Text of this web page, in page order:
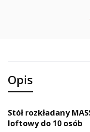
Opis
Stół rozkładany
loftowy do 10 osób